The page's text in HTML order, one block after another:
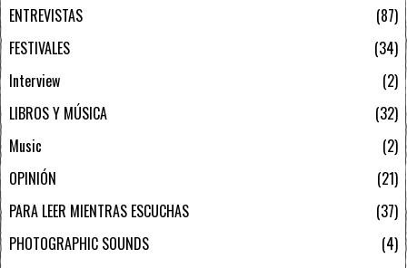
ENTREVISTAS
87
FESTIVALES
34
Interview
2
LIBROS Y MÚSICA
32
Music
2
OPINIÓN
21
PARA LEER MIENTRAS ESCUCHAS
37
PHOTOGRAPHIC SOUNDS
4